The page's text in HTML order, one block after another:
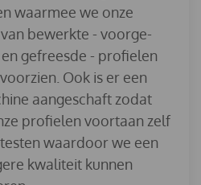
waarmee we onze
bewerkte - voorge­
gefreesde - profielen
Ook is er een
aan­geschaft zodat
profielen voort­aan zelf
waardoor we een
kwaliteit kunnen